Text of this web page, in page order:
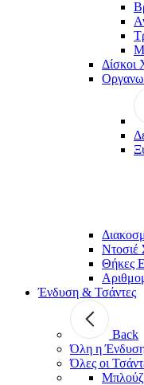
Δίσκοι
Ντοσιέ
Θήκες
Ένδυση & Τσάντες
Back
Όλη η
Όλες οι